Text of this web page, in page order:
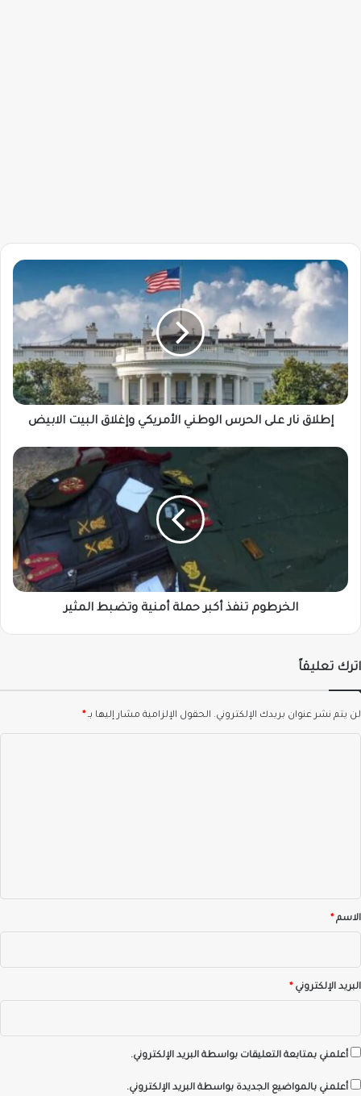
إطلاق
على
الأمريكي
وإغلاق
البيت
الابيض
إطلاق نار على الحرس الوطني الأمريكي وإغلاق البيت الابيض
الخرطوم
وتضبط
الخرطوم تنفذ أكبر حملة أمنية وتضبط المثير
اترك تعليقاً
لن يتم نشر عنوان بريدك الإلكتروني. الحقول الإلزامية مشار إليها بـ*
*الاسم*
البريد الإلكتروني*
أعلمني بمتابعة التعليقات بواسطة البريد الإلكتروني.
أعلمني بالمواضيع الجديدة بواسطة البريد الإلكتروني.